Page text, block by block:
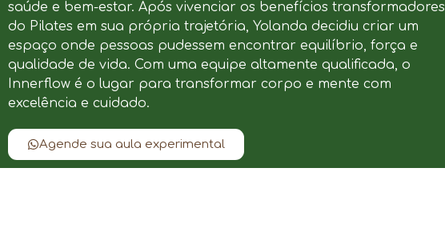
saúde e bem-estar. Após vivenciar os benefícios transformadores
do Pilates em sua própria trajetória, Yolanda decidiu criar um
espaço onde pessoas pudessem encontrar equilíbrio, força e
qualidade de vida. Com uma equipe altamente qualificada, o
Innerflow é o lugar para transformar corpo e mente com
excelência e cuidado.
Agende sua aula experimental